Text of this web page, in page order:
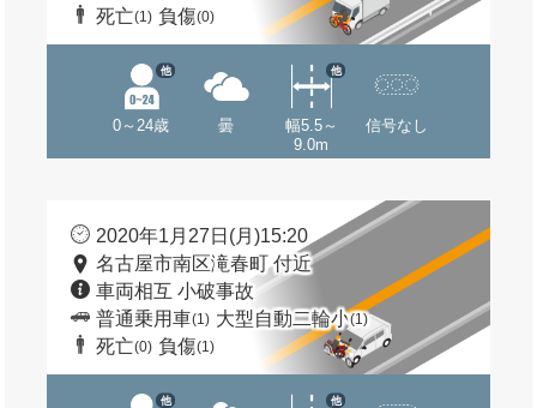
死亡(1) 負傷(0)
0～24歳
他
曇
幅5.5～
9.0m
他
信号なし
2020年1月27日(月)15:20
名古屋市南区滝春町 付近
車両相互 小破事故
普通乗用車(1) 大型自動二輪小(1)
死亡(0) 負傷(1)
他 他